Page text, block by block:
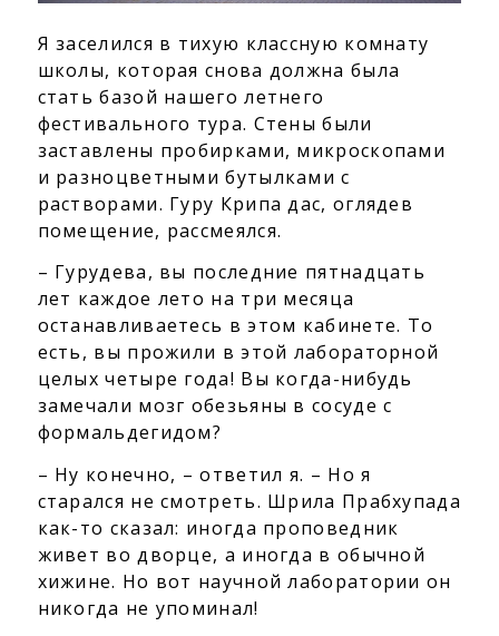
Я заселился в тихую классную комнату
школы, которая снова должна была
стать базой нашего летнего
фестивального тура. Стены были
заставлены пробирками, микроскопами
и разноцветными бутылками с
растворами. Гуру Крипа дас, оглядев
помещение, рассмеялся.
– Гурудева, вы последние пятнадцать
лет каждое лето на три месяца
останавливаетесь в этом кабинете. То
есть, вы прожили в этой лабораторной
целых четыре года! Вы когда-нибудь
замечали мозг обезьяны в сосуде с
формальдегидом?
– Ну конечно, – ответил я. – Но я
старался не смотреть. Шрила Прабхупада
как-то сказал: иногда проповедник
живет во дворце, а иногда в обычной
хижине. Но вот научной лаборатории он
никогда не упоминал!